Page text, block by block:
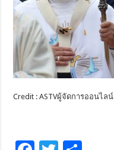
Credit : ASTVผู้จัดการออนไลน์